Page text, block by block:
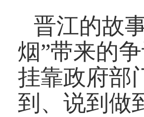
晋江的故
烟”带来的
挂靠政府部
到、说到做